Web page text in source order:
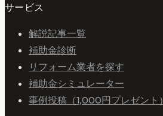
サービス
解説記事一覧
補助金診断
リフォーム業者を探す
補助金シミュレーター
事例投稿（1,000円プレゼント）